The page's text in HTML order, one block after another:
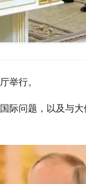
举行。
际问题，以及与